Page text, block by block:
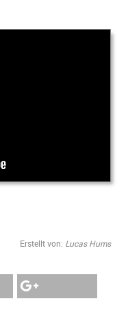
Erstellt von: Lucas Hums